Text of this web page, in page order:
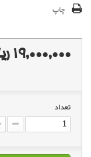
چاپ
19,000,000 ریال
تعداد